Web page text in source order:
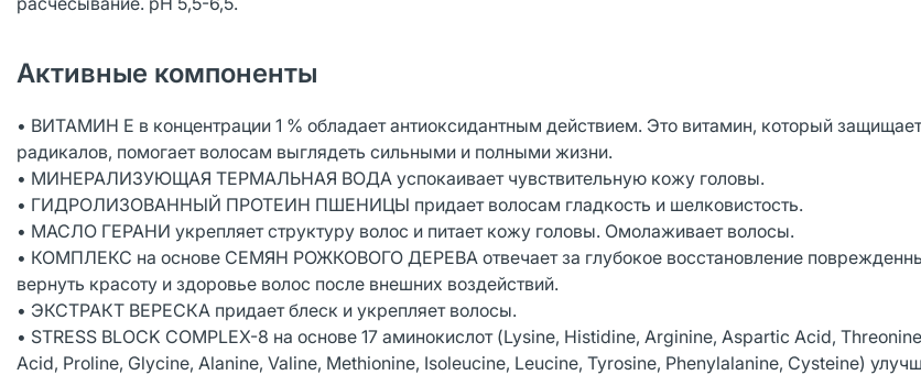
Активные компоненты
• ВИТАМИН Е в концентрации 1 % обладает антиоксидантным действием. Это витамин, который
радикалов, помогает волосам выглядеть сильными и полными жизни.
• МИНЕРАЛИЗУЮЩАЯ ТЕРМАЛЬНАЯ ВОДА успокаивает чувствительную кожу головы.
• ГИДРОЛИЗОВАННЫЙ ПРОТЕИН ПШЕНИЦЫ придает волосам гладкость и шелковистость.
• МАСЛО ГЕРАНИ укрепляет структуру волос и питает кожу головы. Омолаживает волосы.
• КОМПЛЕКС на основе СЕМЯН РОЖКОВОГО ДЕРЕВА отвечает за глубокое восстановление
вернуть красоту и здоровье волос после внешних воздействий.
• ЭКСТРАКТ ВЕРЕСКА придает блеск и укрепляет волосы.
• STRESS BLOCK COMPLEX-8 на основе 17 аминокислот (Lysine, Histidine, Arginine, Aspartic Acid,
Acid, Proline, Glycine, Alanine, Valine, Methionine, Isoleucine, Leucine, Tyrosine, Phenylalanine, Cysteine)